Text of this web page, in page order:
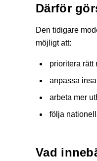
Därför
Den tidigare
möjligt att:
prioritera rätt
anpassa
arbeta mer
följa
Vad